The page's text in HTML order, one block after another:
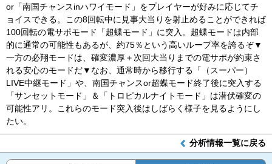
or「南国チャンスinハワイモード」をプレイヤーが好みに応じてチ
ョイスできる。この8回転中に見事大当りを射止めることができれば
100回転の電サポモード「超蝶モード」に突入。超蝶モードは内部
的に通常の可能性もあるが、約75％という高いループ率を誇るぞ▼
一方の必翔モードは、確変濃厚＋次回大当りまでの電サポが約束さ
れる安心のモードだ▼なお、通常時から移行する「（スーパー）
LIVE中継モード」や、南国チャンスor超蝶モード終了後に突入する
「サンセットモード」＆「トロピカルナイトモード」は潜伏確変の
可能性アリ。これらのモード突入後はしばらく様子を見るようにし
たい。
分析情報一覧に戻る